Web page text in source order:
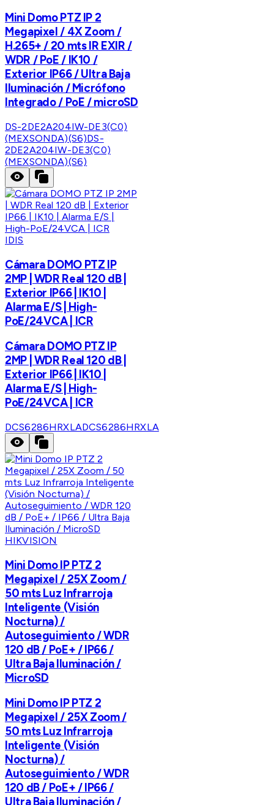
Mini Domo PTZ IP 2
Megapixel / 4X Zoom /
H.265+ / 20 mts IR EXIR /
WDR / PoE / IK10 /
Exterior IP66 / Ultra Baja
Iluminación / Micrófono
Integrado / PoE / microSD
DS-2DE2A204IW-DE3(C0)
(MEXSONDA)(S6)DS-
2DE2A204IW-DE3(C0)
(MEXSONDA)(S6)
IDIS
Cámara DOMO PTZ IP
2MP | WDR Real 120 dB |
Exterior IP66 | IK10 |
Alarma E/S | High-
PoE/24VCA | ICR
Cámara DOMO PTZ IP
2MP | WDR Real 120 dB |
Exterior IP66 | IK10 |
Alarma E/S | High-
PoE/24VCA | ICR
DCS6286HRXLADCS6286HRXLA
HIKVISION
Mini Domo IP PTZ 2
Megapixel / 25X Zoom /
50 mts Luz Infrarroja
Inteligente (Visión
Nocturna) /
Autoseguimiento / WDR
120 dB / PoE+ / IP66 /
Ultra Baja Iluminación /
MicroSD
Mini Domo IP PTZ 2
Megapixel / 25X Zoom /
50 mts Luz Infrarroja
Inteligente (Visión
Nocturna) /
Autoseguimiento / WDR
120 dB / PoE+ / IP66 /
Ultra Baja Iluminación /